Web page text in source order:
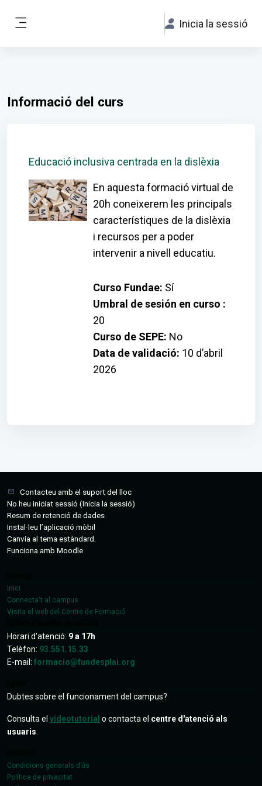
Inicia la sessió
Informació del curs
Educació inclusiva centrada en la dislèxia
En aquesta formació virtual de
20h coneixerem les principals
característiques de la dislèxia
i recursos per a poder
intervenir a nivell educatiu.
Curso Fundae: Sí
Umbral de sesión en curso :
20
Curso de SEPE: No
Data de validació: 10 d’abril
2026
Contacteu amb el suport del lloc
No heu iniciat sessió (Inicia la sessió)
Resum de retenció de dades
Instal·leu l’aplicació mòbil
Canvia al tema estàndard.
Funciona amb Moodle
Inici
Connecta't al campus
Visita el web del Centre de Formació
Horari d'atenció: 9 a 17h
Telèfon: 93.551.15.33
E-mail: formacio@fundesplai.org
Dubtes sobre el funcionament del campus?
Consulta el videotutorial o contacta el centre d'atenció als
usuaris
Condicions generals d’ús
Política de privacitat